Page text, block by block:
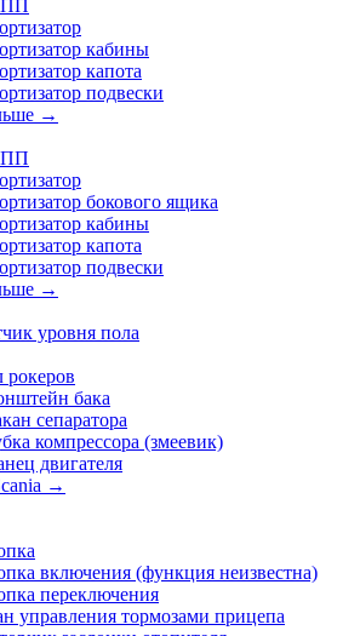
кабины
капота
подвески
→
бокового ящика
кабины
капота
подвески
→
уровня пола
рокеров
бака
сепаратора
компрессора (змеевик)
двигателя
→
включения (функция неизвестна)
переключения
управления тормозами прицепа